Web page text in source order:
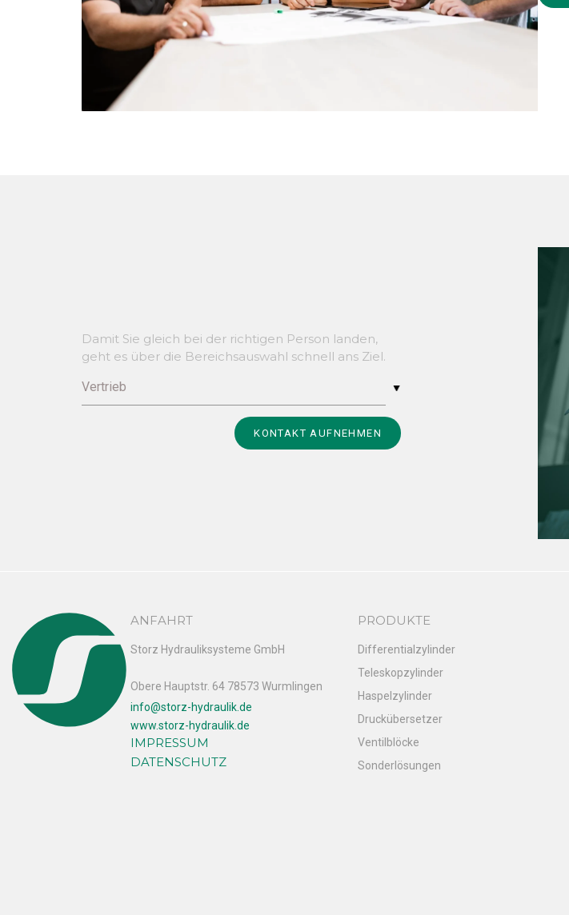
Damit Sie gleich bei der richtigen Person landen,
geht es über die Bereichsauswahl schnell ans Ziel.
Vertrieb
KONTAKT AUFNEHMEN
ANFAHRT
Storz Hydrauliksysteme GmbH
Obere Hauptstr. 64 78573 Wurmlingen
info@storz-hydraulik.de
www.storz-hydraulik.de
IMPRESSUM
DATENSCHUTZ
PRODUKTE
Differentialzylinder
Teleskopzylinder
Haspelzylinder
Druckübersetzer
Ventilblöcke
Sonderlösungen